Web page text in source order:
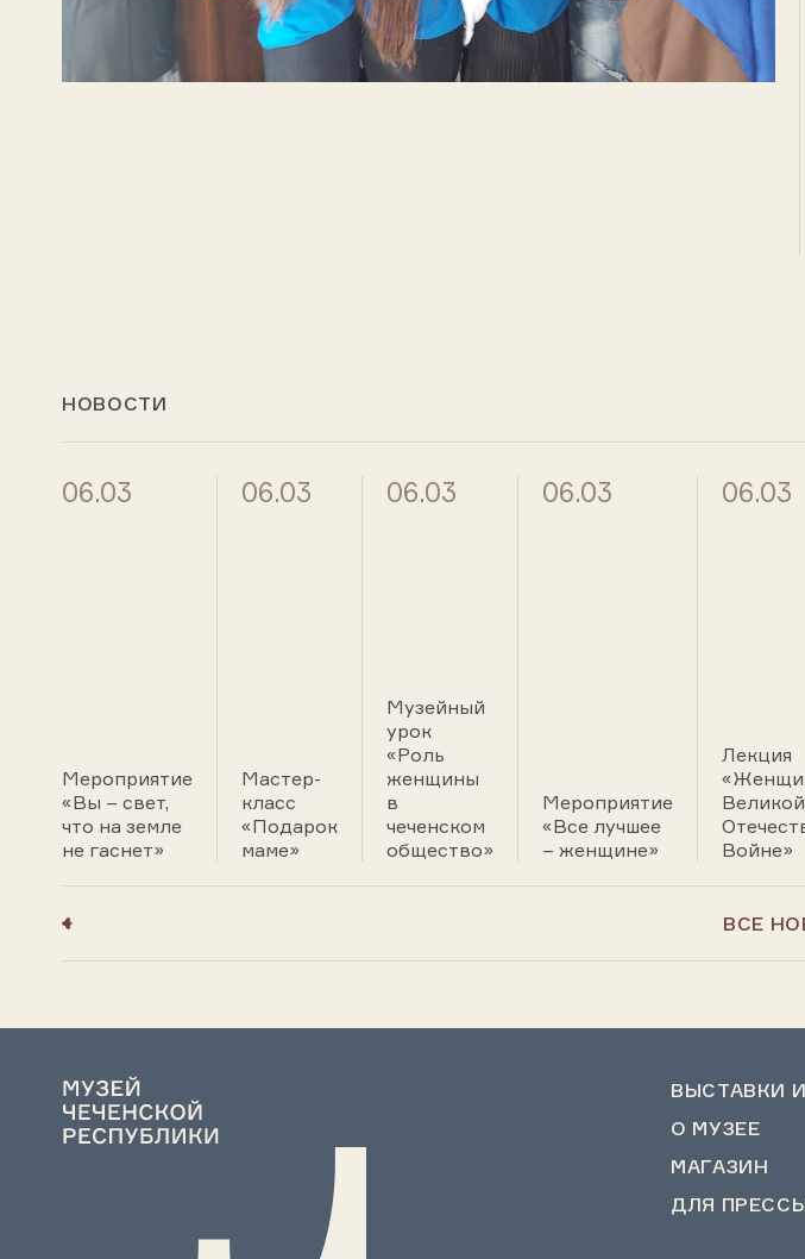
НОВОСТИ
06.03
Мероприятие
«Вы – свет,
что на земле
не гаснет»
06.03
Мастер-
класс
«Подарок
маме»
06.03
Музейный
урок
«Роль
женщины
в
чеченском
общество»
06.03
Мероприятие
«Все лучшее
– женщине»
06.03
Лекция
Великой
Войне»
ВСЕ
ВЫСТАВКИ
О МУЗЕЕ
МАГАЗИН
ДЛЯ